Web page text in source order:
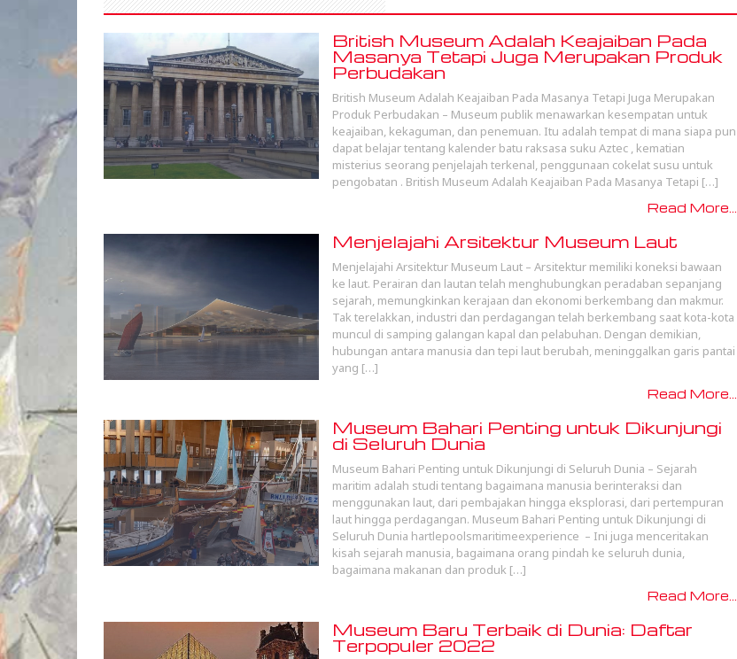
British Museum Adalah Keajaiban Pada
Masanya Tetapi Juga Merupakan Produk
Perbudakan
British Museum Adalah Keajaiban Pada Masanya Tetapi Juga Merupakan
Produk Perbudakan – Museum publik menawarkan kesempatan untuk
keajaiban, kekaguman, dan penemuan. Itu adalah tempat di mana siapa pun
dapat belajar tentang kalender batu raksasa suku Aztec , kematian
misterius seorang penjelajah terkenal, penggunaan cokelat susu untuk
pengobatan . British Museum Adalah Keajaiban Pada Masanya Tetapi […]
Read More...
Menjelajahi Arsitektur Museum Laut
Menjelajahi Arsitektur Museum Laut – Arsitektur memiliki koneksi bawaan
ke laut. Perairan dan lautan telah menghubungkan peradaban sepanjang
sejarah, memungkinkan kerajaan dan ekonomi berkembang dan makmur.
Tak terelakkan, industri dan perdagangan telah berkembang saat kota-kota
muncul di samping galangan kapal dan pelabuhan. Dengan demikian,
hubungan antara manusia dan tepi laut berubah, meninggalkan garis pantai
yang […]
Read More...
Museum Bahari Penting untuk Dikunjungi
di Seluruh Dunia
Museum Bahari Penting untuk Dikunjungi di Seluruh Dunia – Sejarah
maritim adalah studi tentang bagaimana manusia berinteraksi dan
menggunakan laut, dari pembajakan hingga eksplorasi, dari pertempuran
laut hingga perdagangan. Museum Bahari Penting untuk Dikunjungi di
Seluruh Dunia hartlepoolsmaritimeexperience – Ini juga menceritakan
kisah sejarah manusia, bagaimana orang pindah ke seluruh dunia,
bagaimana makanan dan produk […]
Read More...
Museum Baru Terbaik di Dunia: Daftar
Terpopuler 2022